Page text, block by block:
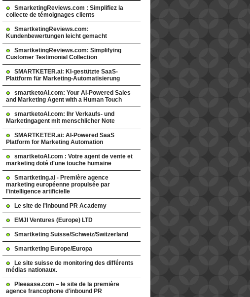
SmarketingReviews.com : Simplifiez la
collecte de témoignages clients
SmartketingReviews.com:
Kundenbewertungen leicht gemacht
SmartketingReviews.com: Simplifying
Customer Testimonial Collection
SMARTKETER.ai: KI-gestützte SaaS-
Plattform für Marketing-Automatisierung
smartketoAI.com: Your AI-Powered Sales
and Marketing Agent with a Human Touch
smartketoAI.com: Ihr Verkaufs- und
Marketingagent mit menschlicher Note
SMARTKETER.ai: AI-Powered SaaS
Platform for Marketing Automation
smartketoAI.com : Votre agent de vente et
marketing doté d'une touche humaine
Smartketing.ai - Première agence
marketing européenne propulsée par
l'intelligence artificielle
Le site de l'Inbound PR Academy
EMJI Ventures (Europe) LTD
Smartketing Suisse/Schweiz/Switzerland
Smartketing Europe/Europa
Le site suisse de monitoring des différents
médias nationaux.
Pleeaase.com – le site de la première
agence francophone d'inbound PR